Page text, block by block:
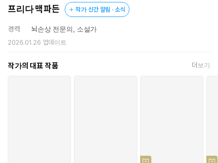
전과를 숨긴 채 억만장자의 집에 가정부로 입주한 나,
프리다 맥파든 작가 신간 알림 · 소식
경력 뇌손상 전문의, 소설가
2026.01.26 업데이트
작가의 대표 작품 더보기